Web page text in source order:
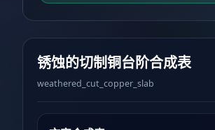
锈蚀的切制铜台阶合成表
weathered_cut_copper_slab